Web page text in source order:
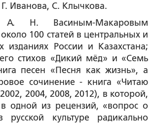
Иванова, С. Клычкова.
А. Н. Васиным-Макаровым
100 статей в центральных и
изданиях России и Казахстана;
стихов «Дикий мёд» и «Семь
песен «Песня как жизнь», а
сочинение - книга «Читаю
2004, 2008, 2012), в которой,
одной из рецензий, «вопрос о
русской культуре радикально